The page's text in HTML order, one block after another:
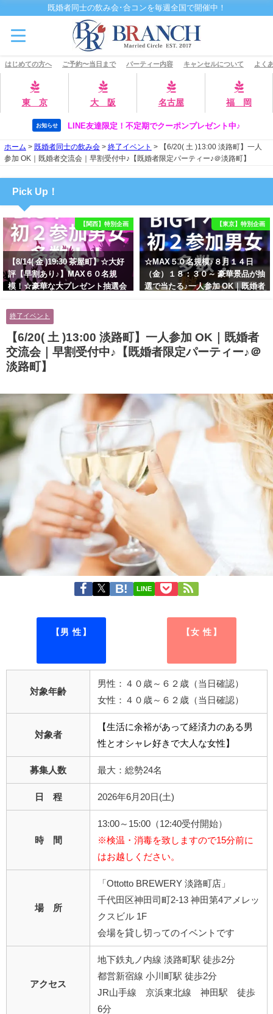
既婚者同士の飲み会･合コンを毎週全国で開催中！
はじめての方へ ご予約〜当日まで パーティー内容 キャンセルについて よく
東 京 大 阪 名古屋 福 岡
お知らせ LINE友達限定！不定期でクーポンプレゼント中♪
ホーム > 既婚者同士の飲み会> 終了イベント >
【6/20( 土 )13:00 淡路町】一人
参加 OK｜既婚者交流会｜早割受付中♪【既婚者限定パーティー♪＠淡路町】
Pick Up！
【関西】特別企画
【8/14( 金 )19:30 茶屋町】☆大好
評【早割あり♪】MAX６０名規
模！☆豪華な大プレゼント抽選会
男性とオシャレ好きで落ち着いた
大人女性の既婚者限定ビッグパー
ティー♪＠茶屋町】
【東京】特別企画
☆MAX５０名規模♪８月１４日
（金）１８：３０～ 豪華景品が抽
選で当たる♪一人参加 OK｜既婚者
女性の既婚者限定ビッグパーティ
ー♪＠池袋】
終了イベント
【6/20( 土 )13:00 淡路町】一人参加 OK｜既婚者
交流会｜早割受付中♪【既婚者限定パーティー♪＠
淡路町】
LINE
【男 性】 【女 性】
対象年齢
男性：４０歳～６２歳（当日確認）
女性：４０歳～６２歳（当日確認）
対象者
【生活に余裕があって経済力のある男
性とオシャレ好きで大人な女性】
募集人数 最大：総勢24名
日 程 2026年6月20日(土)
時 間
13:00～15:00（12:40受付開始）
※検温・消毒を致しますので15分前に
はお越しください。
場 所
「Ottotto BREWERY 淡路町店」
千代田区神田司町2-13 神田第4アメレッ
クスビル 1F
会場を貸し切ってのイベントです
アクセス
地下鉄丸ノ内線 淡路町駅 徒歩2分
都営新宿線 小川町駅 徒歩2分
JR山手線 京浜東北線 神田駅 徒歩
6分